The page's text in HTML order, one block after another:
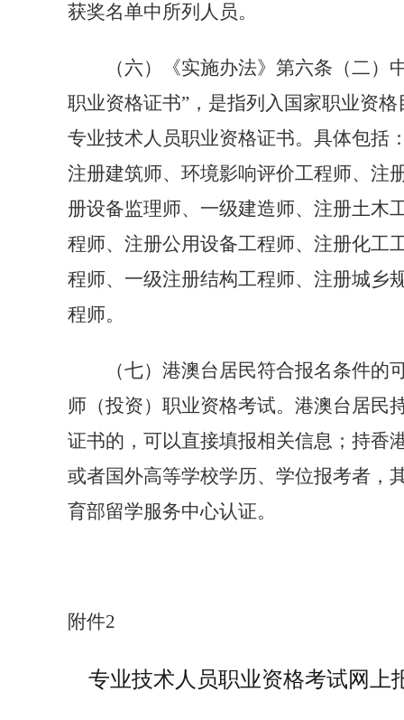
获奖名单中所列人员。
（六）《实施办法》第六条（二）
职业资格证书”，是指列入国家职业资
专业技术人员职业资格证书。具体包括
注册建筑师、环境影响评价工程师、注
册设备监理师、一级建造师、注册土木
程师、注册公用设备工程师、注册化工
程师、一级注册结构工程师、注册城乡
程师。
（七）港澳台居民符合报名条件的
师（投资）职业资格考试。港澳台居民
证书的，可以直接填报相关信息；持香
或者国外高等学校学历、学位报考者，
育部留学服务中心认证。
附件2
专业技术人员职业资格考试网上